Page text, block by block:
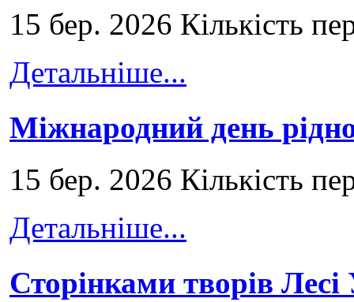
15 бер. 2026 Кількість
Детальніше...
Міжнародний день
15 бер. 2026 Кількість
Детальніше...
Сторінками творів